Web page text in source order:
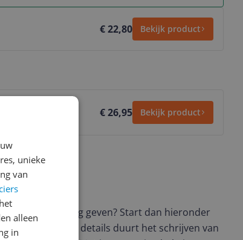
€ 22,80 Bekijk product
€ 26,95 Bekijk product
graag je mening geven? Start dan hieronder
van de details duurt het schrijven van
unieke
van
alleen
in